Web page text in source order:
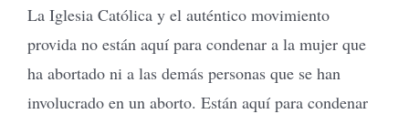
La Iglesia Católica y el auténtico movimiento
provida no están aquí para condenar a la mujer que
ha abortado ni a las demás personas que se han
involucrado en un aborto. Están aquí para condenar